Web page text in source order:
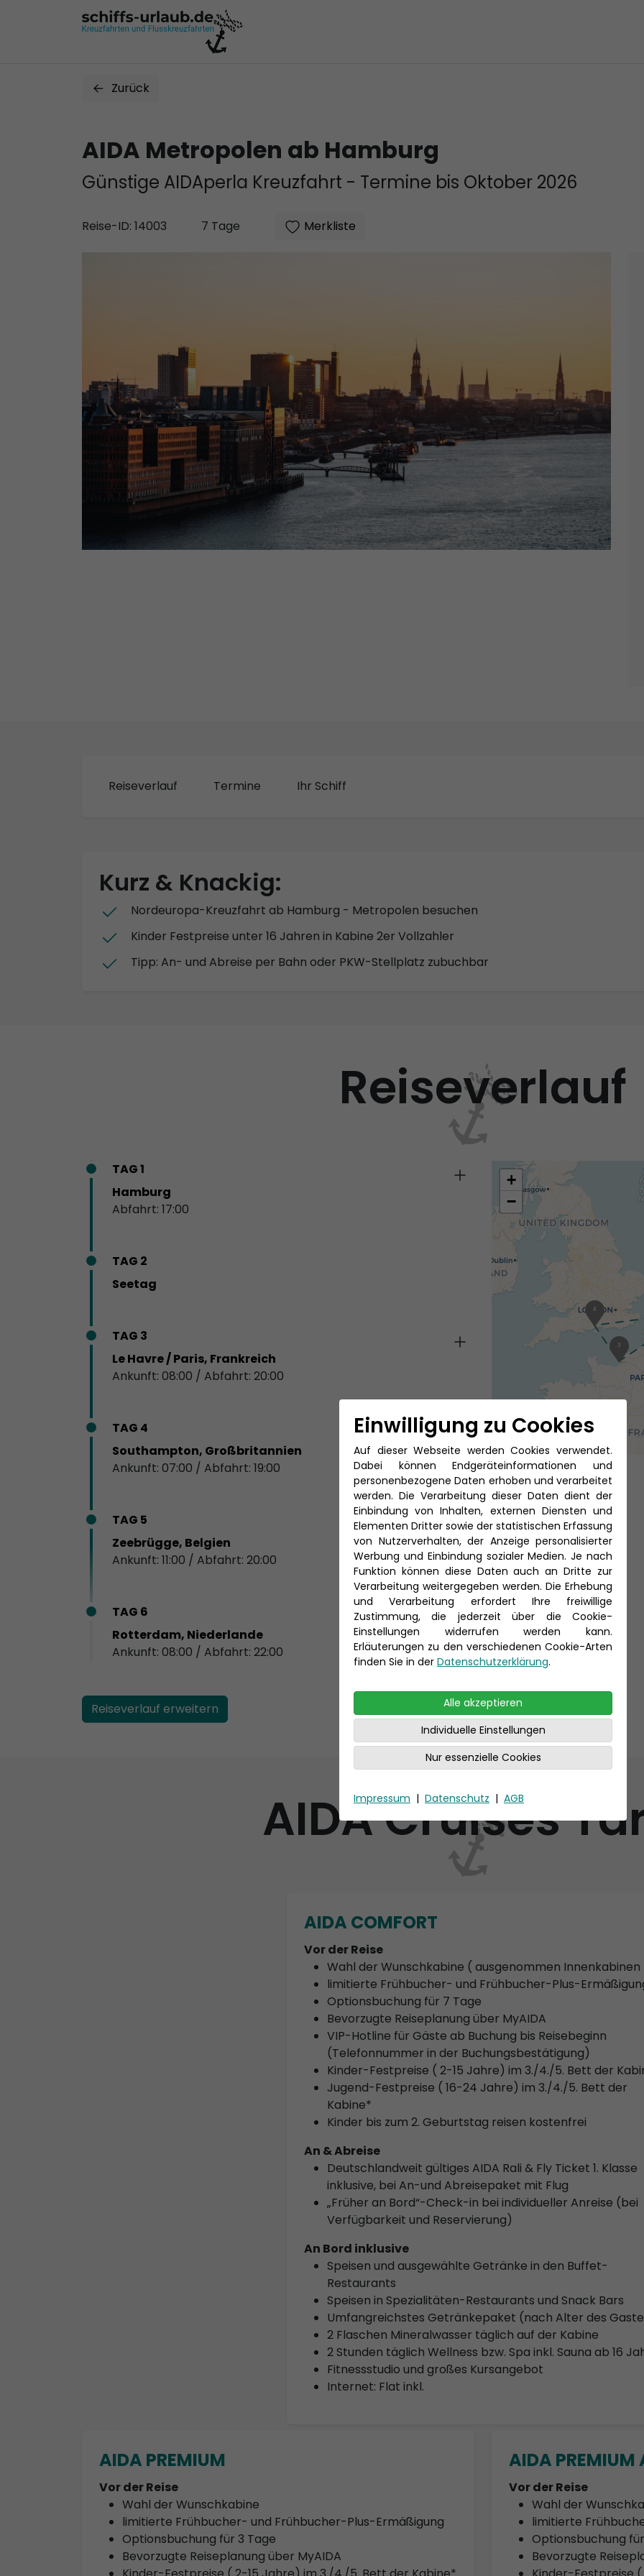
Zurück
AIDA Metropolen ab Hamburg
Günstige AIDAperla Kreuzfahrt - Termine bis Oktober 2026
Reise-ID: 14003 7 Tage Merkliste
Reiseverlauf Termine Ihr Schiff
Kurz & Knackig:
Nordeuropa-Kreuzfahrt ab Hamburg - Metropolen besuchen
Kinder Festpreise unter 16 Jahren in Kabine 2er Vollzahler
Tipp: An- und Abreise per Bahn oder PKW-Stellplatz zubuchbar
Reiseverlauf
3
4
+
−
TAG 1
Hamburg
Abfahrt: 17:00
TAG 2
Seetag
TAG 3
Le Havre / Paris, Frankreich
Ankunft: 08:00 / Abfahrt: 20:00
TAG 4
Southampton, Großbritannien
Ankunft: 07:00 / Abfahrt: 19:00
TAG 5
Zeebrügge, Belgien
Ankunft: 11:00 / Abfahrt: 20:00
TAG 6
Rotterdam, Niederlande
Ankunft: 08:00 / Abfahrt: 22:00
Reiseverlauf erweitern
AIDA Cruises
AIDA COMFORT
Vor der Reise
Wahl der Wunschkabine ( ausgenommen
limitierte Frühbucher- und Frühbucher-Plus-
Optionsbuchung für 7 Tage
Bevorzugte Reiseplanung über MyAIDA
VIP-Hotline für Gäste ab Buchung bis Reisebeginn
(Telefonnummer in der Buchungsbestätigung)
Kinder-Festpreise ( 2-15 Jahre) im 3./4./5. Bett der
Jugend-Festpreise ( 16-24 Jahre) im 3./4./5. Bett der
Kabine*
Kinder bis zum 2. Geburtstag reisen kostenfrei
An & Abreise
Deutschlandweit gültiges AIDA Rali & Fly Ticket 1. Klasse
inklusive, bei An-und Abreisepaket mit Flug
„Früher an Bord“-Check-in bei individueller Anreise (bei
Verfügbarkeit und Reservierung)
An Bord inklusive
Speisen und ausgewählte Getränke in den Buffet-
Restaurants
Speisen in Spezialitäten-Restaurants und Snack Bars
Umfangreichstes Getränkepaket (nach Alter des
2 Flaschen Mineralwasser täglich auf der Kabine
2 Stunden täglich Wellness bzw. Spa inkl. Sauna ab 16
Fitnessstudio und großes Kursangebot
Internet: Flat inkl.
AIDA PREMIUM
Vor der Reise
Wahl der Wunschkabine
limitierte Frühbucher- und Frühbucher-Plus-Ermäßigung
Optionsbuchung für 3 Tage
Bevorzugte Reiseplanung über MyAIDA
AIDA PREMIUM
Vor der Reise
Wahl der
limitierte
Optionsbuchung
Bevorzugte
Einwilligung zu Cookies
Auf dieser Webseite werden Cookies verwendet.
Dabei können Endgeräteinformationen und
personenbezogene Daten erhoben und verarbeitet
werden. Die Verarbeitung dieser Daten dient der
Einbindung von Inhalten, externen Diensten und
Elementen Dritter sowie der statistischen Erfassung
von Nutzerverhalten, der Anzeige personalisierter
Werbung und Einbindung sozialer Medien. Je nach
Funktion können diese Daten auch an Dritte zur
Verarbeitung weitergegeben werden. Die Erhebung
und Verarbeitung erfordert Ihre freiwillige
Zustimmung, die jederzeit über die Cookie-
Einstellungen widerrufen werden kann.
Erläuterungen zu den verschiedenen Cookie-Arten
finden Sie in der Datenschutzerklärung.
Alle akzeptieren
Individuelle Einstellungen
Nur essenzielle Cookies
Impressum | Datenschutz | AGB